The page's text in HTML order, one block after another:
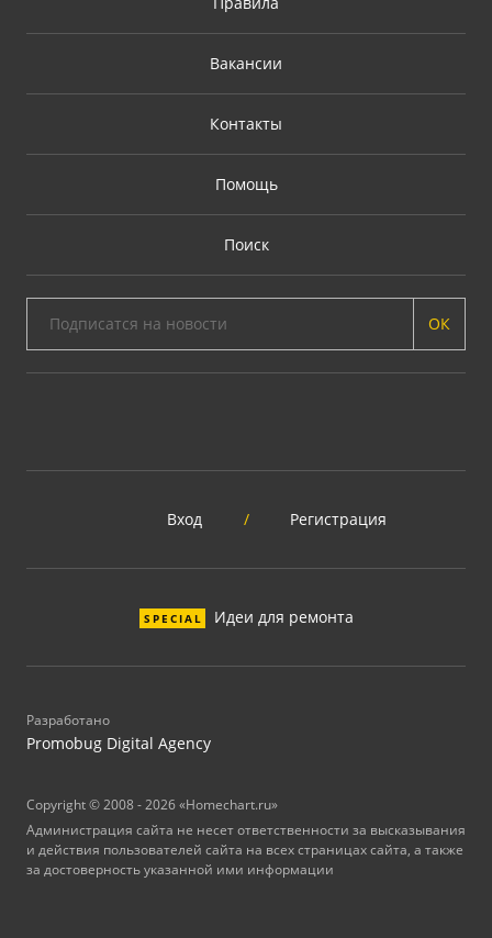
Вакансии
Контакты
Помощь
Поиск
ОК
Вход / Регистрация
SPECIAL Идеи для ремонта
Разработано
Promobug Digital Agency
Copyright © 2008 - 2026 «Homechart.ru»
Администрация сайта не несет ответственности за высказывания
и действия пользователей сайта на всех страницах сайта, а также
за достоверность указанной ими информации